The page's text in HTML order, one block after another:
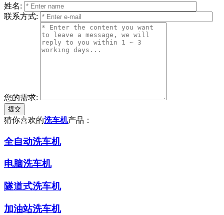
姓名:
联系方式:
您的需求:
猜你喜欢的洗车机产品：
全自动洗车机
电脑洗车机
隧道式洗车机
加油站洗车机